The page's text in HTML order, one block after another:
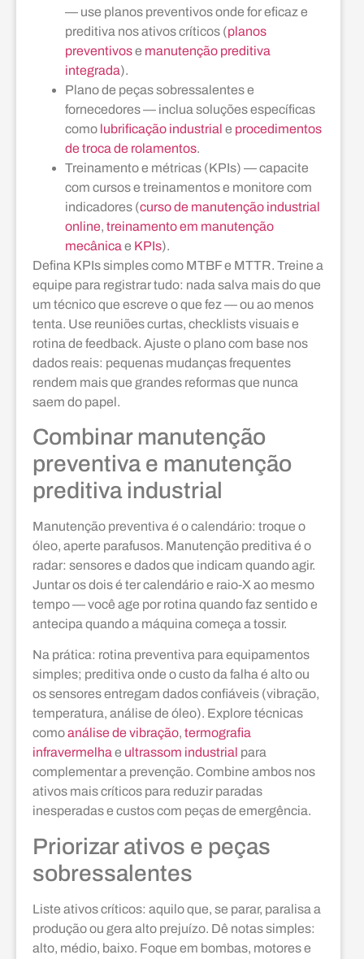
— use planos preventivos onde for eficaz e
preditiva nos ativos críticos (planos
preventivose manutenção preditiva
integrada).
Plano de peças sobressalentes e
fornecedores — inclua soluções específicas
como lubrificação industrial e procedimentos
de troca de rolamentos.
Treinamento e métricas (KPIs) — capacite
com cursos e treinamentos e monitore com
indicadores (curso de manutenção industrial
online, treinamento em manutenção
mecânica e KPIs).
Defina KPIs simples como MTBF e MTTR. Treine a
equipe para registrar tudo: nada salva mais do que
um técnico que escreve o que fez — ou ao menos
tenta. Use reuniões curtas, checklists visuais e
rotina de feedback. Ajuste o plano com base nos
dados reais: pequenas mudanças frequentes
rendem mais que grandes reformas que nunca
saem do papel.
Combinar manutenção
preventiva e manutenção
preditiva industrial
Manutenção preventiva é o calendário: troque o
óleo, aperte parafusos. Manutenção preditiva é o
radar: sensores e dados que indicam quando agir.
Juntar os dois é ter calendário e raio‑X ao mesmo
tempo — você age por rotina quando faz sentido e
antecipa quando a máquina começa a tossir.
Na prática: rotina preventiva para equipamentos
simples; preditiva onde o custo da falha é alto ou
os sensores entregam dados confiáveis (vibração,
temperatura, análise de óleo). Explore técnicas
comoanálise de vibração, termografia
infravermelhae ultrassom industrial para
complementar a prevenção. Combine ambos nos
ativos mais críticos para reduzir paradas
inesperadas e custos com peças de emergência.
Priorizar ativos e peças
sobressalentes
Liste ativos críticos: aquilo que, se parar, paralisa a
produção ou gera alto prejuízo. Dê notas simples:
alto, médio, baixo. Foque em bombas, motores e